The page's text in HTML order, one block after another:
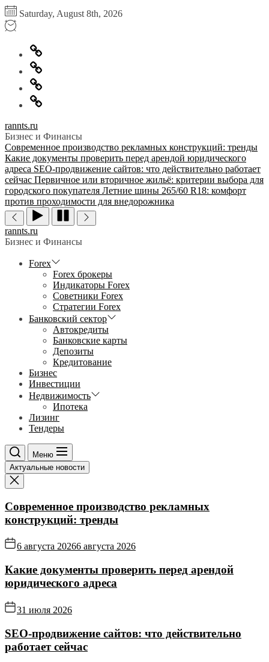
Перейти
к
содержимому
Saturday, August 8th, 2026
Главная
Информация
для
правообладателей
Обратная
связь
Политика
конфиденциальности
rannts.ru
Бизнес и Финансы
Современное производство рекламных конструкций: тренды
Какие документы проверить перед арендой юридического
адреса SEO-продвижение сайтов: что действительно работает
сейчас Первичное или вторичное жильё: критерии выбора для
городского покупателя Летние шины 265/60 R18: комфорт
против проходимости для внедорожника
rannts.ru
Бизнес и Финансы
Forex
Forex брокеры
Индикаторы Forex
Советники Forex
Стратегии Forex
Банковский сектор
Автокредиты
Банковские карты
Депозиты
Кредитование
Бизнес
Инвестиции
Недвижимость
Ипотека
Лизинг
Тендеры
Меню
Актуальные новости
Современное производство рекламных
конструкций: тренды
6 августа 20266 августа 2026
Какие документы проверить перед арендой
юридического адреса
31 июля 2026
SEO-продвижение сайтов: что действительно
работает сейчас